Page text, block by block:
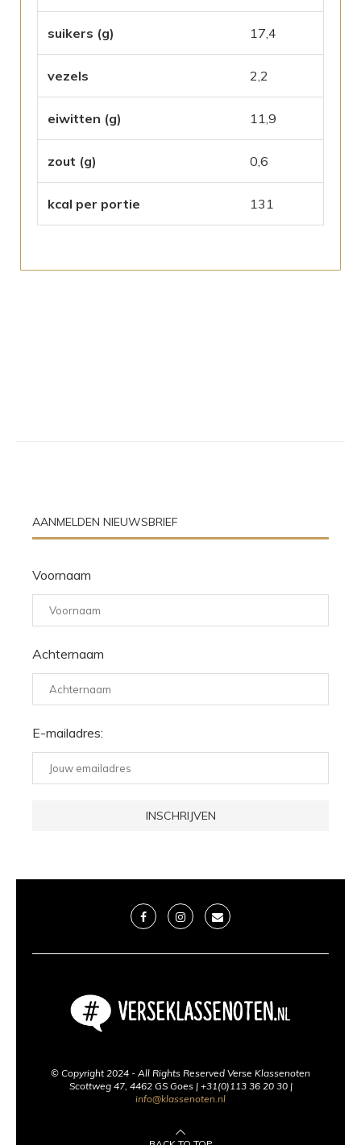
suikers (g) 17,4
vezels 2,2
eiwitten (g) 11,9
zout (g) 0,6
kcal per portie 131
AANMELDEN NIEUWSBRIEF
Voornaam
Achternaam
E-mailadres:
© Copyright 2024 - All Rights Reserved Verse Klassenoten
Scottweg 47, 4462 GS Goes | +31(0)113 36 20 30 |
info@klassenoten.nl